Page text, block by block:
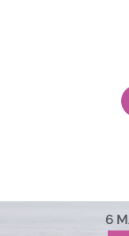
6